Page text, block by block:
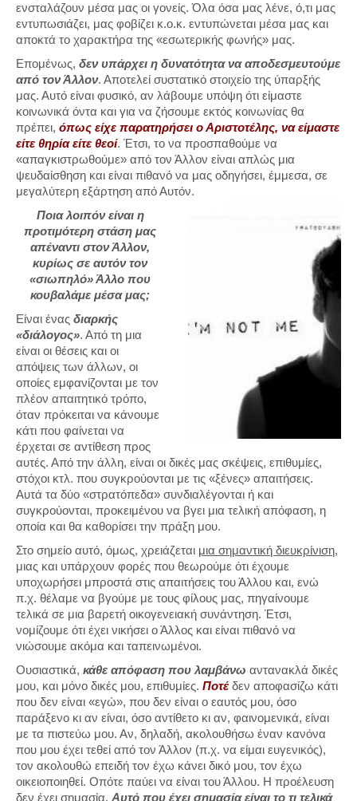
ενσταλάζουν μέσα μας οι γονείς. Όλα όσα μας λένε, ό,τι μας
εντυπωσιάζει, μας φοβίζει κ.ο.κ. εντυπώνεται μέσα μας και
αποκτά το χαρακτήρα της «εσωτερικής φωνής» μας.
Επομένως, δεν υπάρχει η δυνατότητα να αποδεσμευτούμε
από τον Άλλον. Αποτελεί συστατικό στοιχείο της ύπαρξής
μας. Αυτό είναι φυσικό, αν λάβουμε υπόψη ότι είμαστε
κοινωνικά όντα και για να ζήσουμε εκτός κοινωνίας θα
πρέπει, όπως είχε παρατηρήσει ο Αριστοτέλης, να είμαστε
είτε θηρία είτε θεοί. Έτσι, το να προσπαθούμε να
«απαγκιστρωθούμε» από τον Άλλον είναι απλώς μια
ψευδαίσθηση και είναι πιθανό να μας οδηγήσει, έμμεσα, σε
μεγαλύτερη εξάρτηση από Αυτόν.
Ποια λοιπόν είναι η
προτιμότερη στάση μας
απέναντι στον Άλλον,
κυρίως σε αυτόν τον
«σιωπηλό» Άλλο που
κουβαλάμε μέσα μας;
Είναι ένας διαρκής
«διάλογος». Από τη μια
είναι οι θέσεις και οι
απόψεις των άλλων, οι
οποίες εμφανίζονται με τον
πλέον απαιτητικό τρόπο,
όταν πρόκειται να κάνουμε
κάτι που φαίνεται να
έρχεται σε αντίθεση προς
αυτές. Από την άλλη, είναι οι δικές μας σκέψεις, επιθυμίες,
στόχοι κτλ. που συγκρούονται με τις «ξένες» απαιτήσεις.
Αυτά τα δύο «στρατόπεδα» συνδιαλέγονται ή και
συγκρούονται, προκειμένου να βγει μια τελική απόφαση, η
οποία και θα καθορίσει την πράξη μου.
Στο σημείο αυτό, όμως, χρειάζεται μια σημαντική διευκρίνιση,
μιας και υπάρχουν φορές που θεωρούμε ότι έχουμε
υποχωρήσει μπροστά στις απαιτήσεις του Άλλου και, ενώ
π.χ. θέλαμε να βγούμε με τους φίλους μας, πηγαίνουμε
τελικά σε μια βαρετή οικογενειακή συνάντηση. Έτσι,
νομίζουμε ότι έχει νικήσει ο Άλλος και είναι πιθανό να
νιώσουμε ακόμα και ταπεινωμένοι.
Ουσιαστικά, κάθε απόφαση που λαμβάνω αντανακλά δικές
μου, και μόνο δικές μου, επιθυμίες. Ποτέ δεν αποφασίζω κάτι
που δεν είναι «εγώ», που δεν είναι ο εαυτός μου, όσο
παράξενο κι αν είναι, όσο αντίθετο κι αν, φαινομενικά, είναι
με τα πιστεύω μου. Αν, δηλαδή, ακολουθήσω έναν κανόνα
που μου έχει τεθεί από τον Άλλον (π.χ. να είμαι ευγενικός),
τον ακολουθώ επειδή τον έχω κάνει δικό μου, τον έχω
οικειοποιηθεί. Οπότε παύει να είναι του Άλλου. Η προέλευση
δεν έχει σημασία. Αυτό που έχει σημασία είναι το τι τελικά